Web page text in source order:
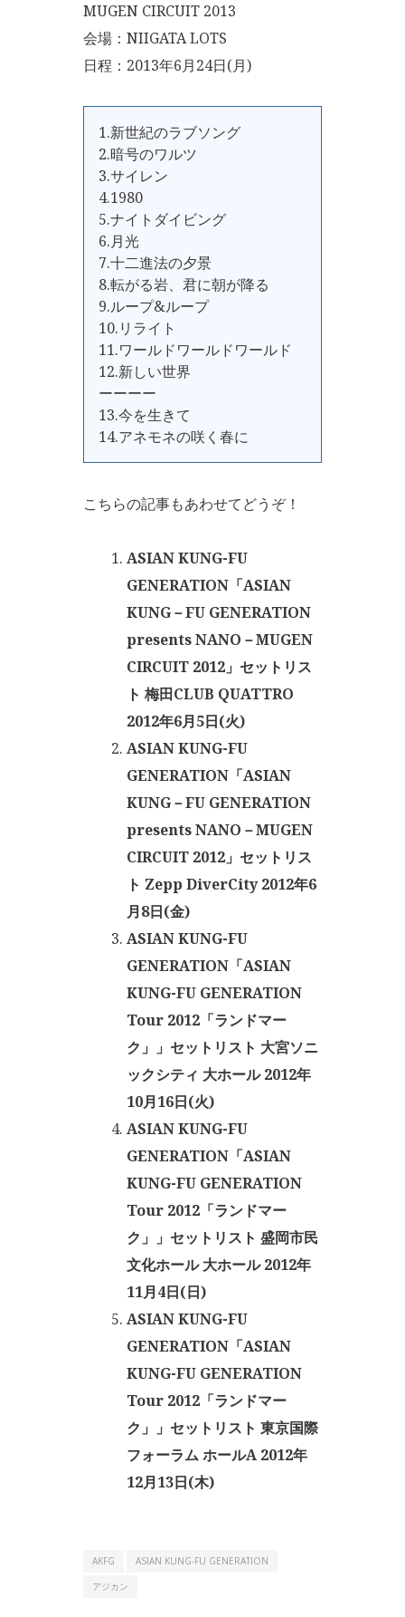
MUGEN CIRCUIT 2013
会場：NIIGATA LOTS
日程：2013年6月24日(月)
1.新世紀のラブソング
2.暗号のワルツ
3.サイレン
4.1980
5.ナイトダイビング
6.月光
7.十二進法の夕景
8.転がる岩、君に朝が降る
9.ループ&ループ
10.リライト
11.ワールドワールドワールド
12.新しい世界
ーーーー
13.今を生きて
14.アネモネの咲く春に
こちらの記事もあわせてどうぞ！
ASIAN KUNG-FU
GENERATION「ASIAN
KUNG－FU GENERATION
presents NANO－MUGEN
CIRCUIT 2012」セットリス
ト 梅田CLUB QUATTRO
2012年6月5日(火)
ASIAN KUNG-FU
GENERATION「ASIAN
KUNG－FU GENERATION
presents NANO－MUGEN
CIRCUIT 2012」セットリス
ト Zepp DiverCity 2012年6
月8日(金)
ASIAN KUNG-FU
GENERATION「ASIAN
KUNG-FU GENERATION
Tour 2012「ランドマー
ク」」セットリスト 大宮ソニ
ックシティ 大ホール 2012年
10月16日(火)
ASIAN KUNG-FU
GENERATION「ASIAN
KUNG-FU GENERATION
Tour 2012「ランドマー
ク」」セットリスト 盛岡市民
文化ホール 大ホール 2012年
11月4日(日)
ASIAN KUNG-FU
GENERATION「ASIAN
KUNG-FU GENERATION
Tour 2012「ランドマー
ク」」セットリスト 東京国際
フォーラム ホールA 2012年
12月13日(木)
AKFG
ASIAN KUNG-FU GENERATION
アジカン